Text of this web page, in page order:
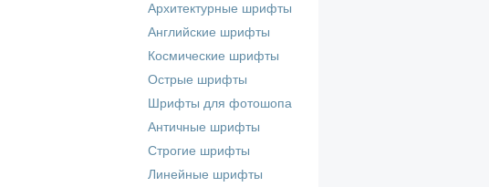
Архитектурные шрифты
Английские шрифты
Космические шрифты
Острые шрифты
Шрифты для фотошопа
Античные шрифты
Строгие шрифты
Линейные шрифты